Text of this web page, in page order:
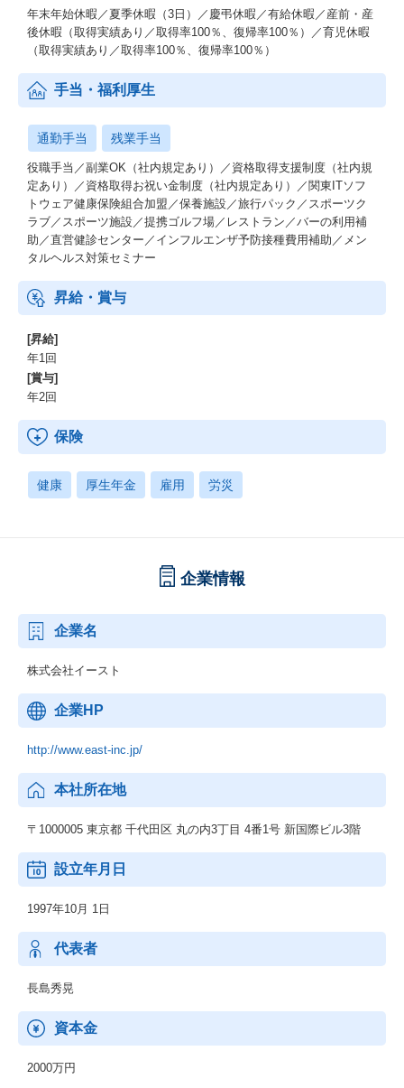
年末年始休暇／夏季休暇（3日）／慶弔休暇／有給休暇／産前・産
後休暇（取得実績あり／取得率100％、復帰率100％）／育児休暇
（取得実績あり／取得率100％、復帰率100％）
手当・福利厚生
通勤手当 残業手当
役職手当／副業OK（社内規定あり）／資格取得支援制度（社内規
定あり）／資格取得お祝い金制度（社内規定あり）／関東ITソフ
トウェア健康保険組合加盟／保養施設／旅行パック／スポーツク
ラブ／スポーツ施設／提携ゴルフ場／レストラン／バーの利用補
助／直営健診センター／インフルエンザ予防接種費用補助／メン
タルヘルス対策セミナー
昇給・賞与
[昇給]
年1回
[賞与]
年2回
保険
健康 厚生年金 雇用 労災
企業情報
企業名
株式会社イースト
企業HP
http://www.east-inc.jp/
本社所在地
〒1000005 東京都 千代田区 丸の内3丁目 4番1号 新国際ビル3階
設立年月日
1997年10月 1日
代表者
長島秀晃
資本金
2000万円